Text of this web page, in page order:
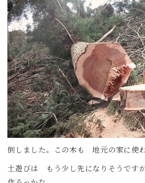
倒しました。この木も 地元の家に使わ
土遊びは もう少し先になりそうですが